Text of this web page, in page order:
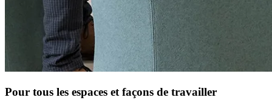
Pour tous les espaces et façons de travailler